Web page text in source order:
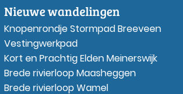
Nieuwe wandelingen
Knopenrondje Stormpad Breeveen
Vestingwerkpad
Kort en Prachtig Elden Meinerswijk
Brede rivierloop Maasheggen
Brede rivierloop Wamel